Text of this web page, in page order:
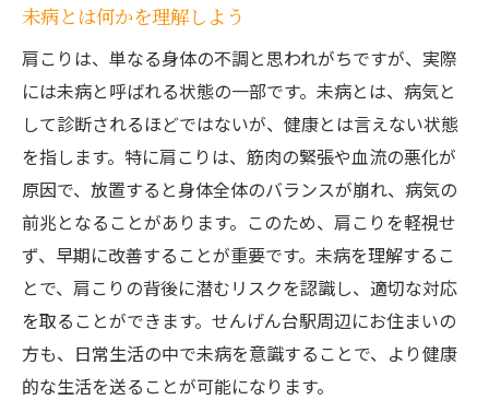
駅周辺のリラクゼーション施設を活用する
健康的な生活習慣を取り入れる
肩こり解消に役立つ地域情報
肩こりが引き起こす意外な健康リスク
肩こりと頭痛の関連性
肩こりによる全身への影響
血行不良がもたらすリスク
肩こりと精神的健康の関係
未然に防ぎたい健康リスク
早期対策で健康リスクを軽減
未病とは何かを理解しよう
肩こりは、単なる身体の不調と思われがちですが、実際
には未病と呼ばれる状態の一部です。未病とは、病気と
して診断されるほどではないが、健康とは言えない状態
を指します。特に肩こりは、筋肉の緊張や血流の悪化が
原因で、放置すると身体全体のバランスが崩れ、病気の
前兆となることがあります。このため、肩こりを軽視せ
ず、早期に改善することが重要です。未病を理解するこ
とで、肩こりの背後に潜むリスクを認識し、適切な対応
を取ることができます。せんげん台駅周辺にお住まいの
方も、日常生活の中で未病を意識することで、より健康
的な生活を送ることが可能になります。